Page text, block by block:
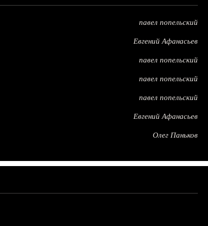
павел попельский
Евгений Афанасьев
павел попельский
павел попельский
павел попельский
Евгений Афанасьев
Олег Паньков